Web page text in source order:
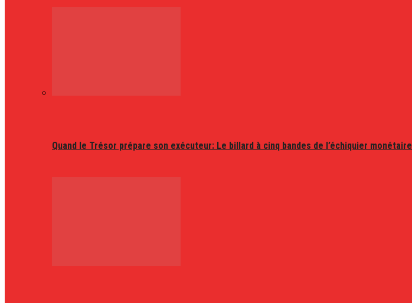
Quand le Trésor prépare son exécuteur: Le billard à cinq bandes de l’échiquier monétaire